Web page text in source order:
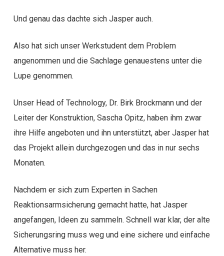
Und genau das dachte sich Jasper auch.
Also hat sich unser Werkstudent dem Problem
angenommen und die Sachlage genauestens unter die
Lupe genommen.
Unser Head of Technology, Dr. Birk Brockmann und der
Leiter der Konstruktion, Sascha Opitz, haben ihm zwar
ihre Hilfe angeboten und ihn unterstützt, aber Jasper hat
das Projekt allein durchgezogen und das in nur sechs
Monaten.
Nachdem er sich zum Experten in Sachen
Reaktionsarmsicherung gemacht hatte, hat Jasper
angefangen, Ideen zu sammeln. Schnell war klar, der alte
Sicherungsring muss weg und eine sichere und einfache
Alternative muss her.